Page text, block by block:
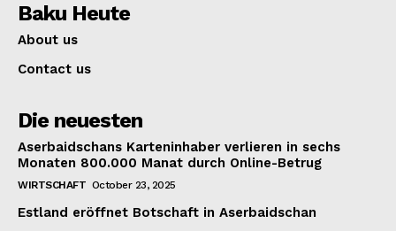
Baku Heute
About us
Contact us
Die neuesten
Aserbaidschans Karteninhaber verlieren in sechs
Monaten 800.000 Manat durch Online-Betrug
WIRTSCHAFT October 23, 2025
Estland eröffnet Botschaft in Aserbaidschan